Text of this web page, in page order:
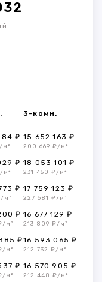
3-комн.
₽
м²
15 652 163 ₽
200 669 ₽/м²
₽
м²
18 053 101 ₽
231 450 ₽/м²
₽
м²
17 759 123 ₽
227 681 ₽/м²
₽
м²
16 677 129 ₽
213 809 ₽/м²
₽
м²
16 593 065 ₽
212 732 ₽/м²
₽
м²
16 570 905 ₽
212 448 ₽/м²